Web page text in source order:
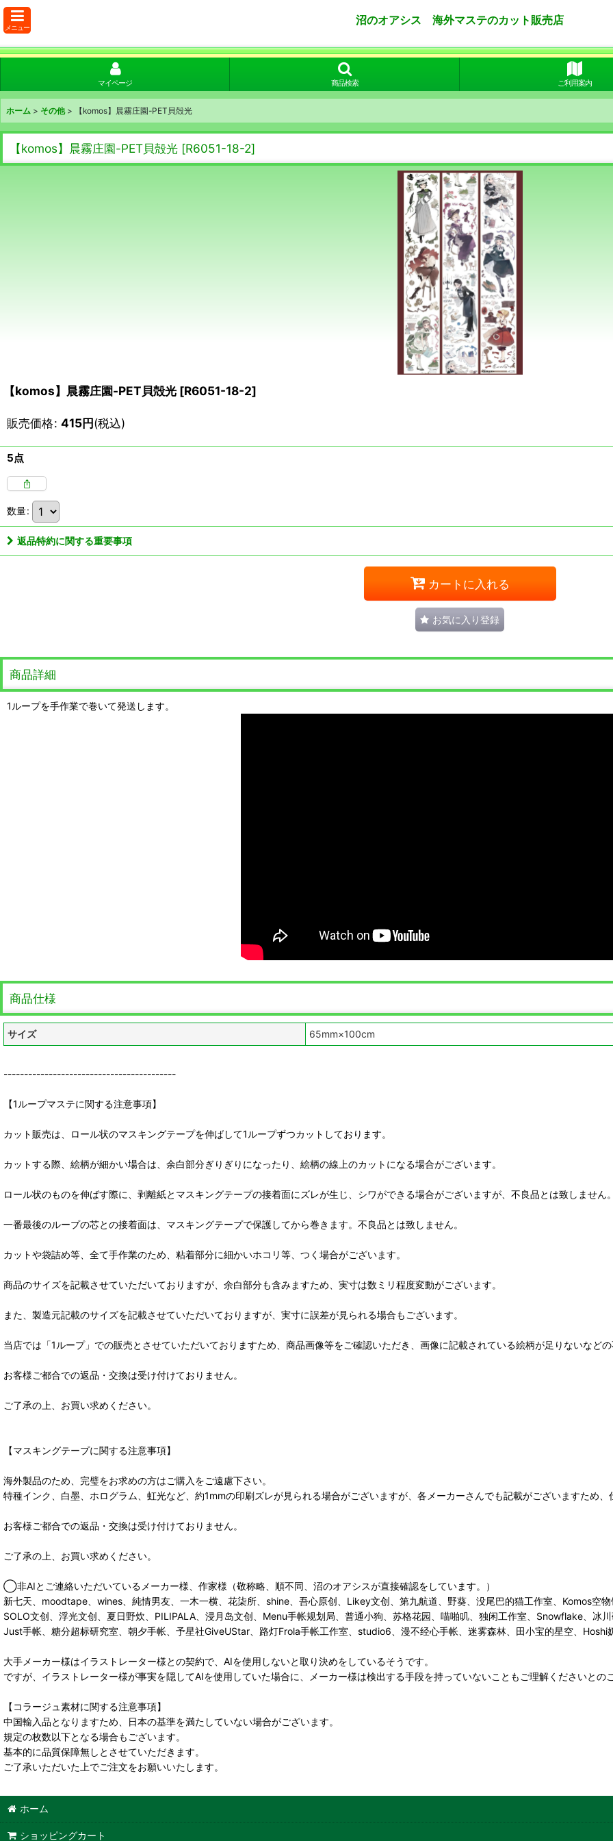
メニュー
沼のオアシス 海外マステのカット販売店
マイページ 商品検索 ご利用案内
ホーム > その他 > 【komos】晨霧庄園-PET貝殻光
【komos】晨霧庄園-PET貝殻光 [R6051-18-2]
【komos】晨霧庄園-PET貝殻光 [R6051-18-2]
販売価格: 415円(税込)
5点
数量:
返品特約に関する重要事項
カートに入れる
お気に入り登録
商品詳細
1ループを手作業で巻いて発送します。
商品仕様
サイズ 65mm×100cm
------------------------------------------
【1ループマステに関する注意事項】
カット販売は、ロール状のマスキングテープを伸ばして1ループずつカットしております。
カットする際、絵柄が細かい場合は、余白部分ぎりぎりになったり、絵柄の線上のカットになる場合がございます。
ロール状のものを伸ばす際に、剥離紙とマスキングテープの接着面にズレが生じ、シワができる場合がございますが、不良品とは致しません
一番最後のループの芯との接着面は、マスキングテープで保護してから巻きます。不良品とは致しません。
カットや袋詰め等、全て手作業のため、粘着部分に細かいホコリ等、つく場合がございます。
商品のサイズを記載させていただいておりますが、余白部分も含みますため、実寸は数ミリ程度変動がございます。
また、製造元記載のサイズを記載させていただいておりますが、実寸に誤差が見られる場合もございます。
当店では「1ループ」での販売とさせていただいておりますため、商品画像等をご確認いただき、画像に記載されている絵柄が足りないなど
お客様ご都合での返品・交換は受け付けておりません。
ご了承の上、お買い求めください。
【マスキングテープに関する注意事項】
海外製品のため、完璧をお求めの方はご購入をご遠慮下さい。
特種インク、白墨、ホログラム、虹光など、約1mmの印刷ズレが見られる場合がございますが、各メーカーさんでも記載がございますため
お客様ご都合での返品・交換は受け付けておりません。
ご了承の上、お買い求めください。
◯非AIとご連絡いただいているメーカー様、作家様（敬称略、順不同、沼のオアシスが直接確認をしています。）
新七天、moodtape、wines、純情男友、一木一横、花柒所、shine、吾心原创、Likey文创、第九航道、野葵、没尾巴的猫工作室、Komos空
SOLO文创、浮光文创、夏日野炊、PILIPALA、浸月岛文创、Menu手帐规划局、普通小狗、苏格花园、喵啪叽、独闲工作室、Snowflake、冰
Just手帐、糖分超标研究室、朝夕手帐、予星社GiveUStar、路灯Frola手帐工作室、studio6、漫不经心手帐、迷雾森林、田小宝的星空、
大手メーカー様はイラストレーター様との契約で、AIを使用しないと取り決めをしているそうです。
ですが、イラストレーター様が事実を隠してAIを使用していた場合に、メーカー様は検出する手段を持っていないこともご理解くださいとの
【コラージュ素材に関する注意事項】
中国輸入品となりますため、日本の基準を満たしていない場合がございます。
規定の枚数以下となる場合もございます。
基本的に品質保障無しとさせていただきます。
ご了承いただいた上でご注文をお願いいたします。
ホーム
ショッピングカート